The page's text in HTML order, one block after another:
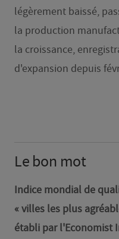
légèrement baissé,
la production
la croissance,
d'expansion depuis
Le bon mot
Indice mondial de
« villes les plus
établi par l'Economist